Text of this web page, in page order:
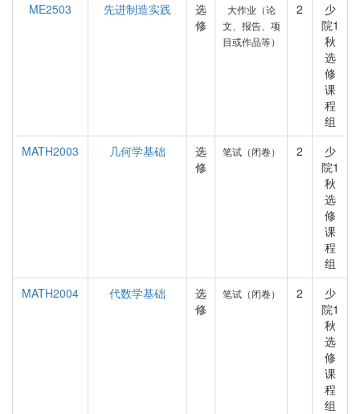
ME2503
先进制造实践
选
修
大作业（论
文、报告、项
目或作品等）
2
少
院1
秋
选
修
课
程
组
MATH2003
几何学基础
选
修
笔试（闭卷） 2
少
院1
秋
选
修
课
程
组
MATH2004
代数学基础
选
修
笔试（闭卷） 2
少
院1
秋
选
修
课
程
组